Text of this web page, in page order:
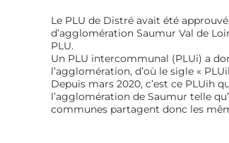
Le PLU de Distré avait été
d’agglomération Saumur Val de
PLU.
Un PLU intercommunal (PLUi) a
l’agglomération, d’où le sigle «
Depuis mars 2020, c’est ce PLUih
l’agglomération de Saumur telle
communes partagent donc les